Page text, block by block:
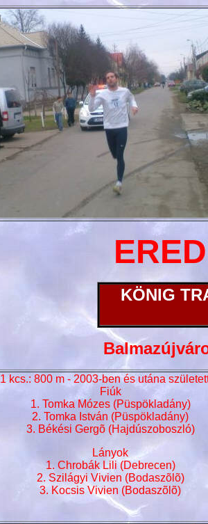
KÖNIG
1 kcs.: 800 m - 2003-ben és utána
Fiúk
1. Tomka Mózes (Püspökladány)
2. Tomka István (Püspökladány)
3. Békési Gergõ (Hajdúszoboszló)
Lányok
1. Chrobák Lili (Debrecen)
2. Szilágyi Vivien (Bodaszõlõ)
3. Kocsis Vivien (Bodaszõlõ)